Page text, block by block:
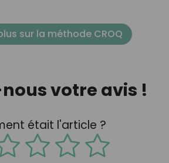
sur la méthode CROQ
votre avis !
était l'article ?